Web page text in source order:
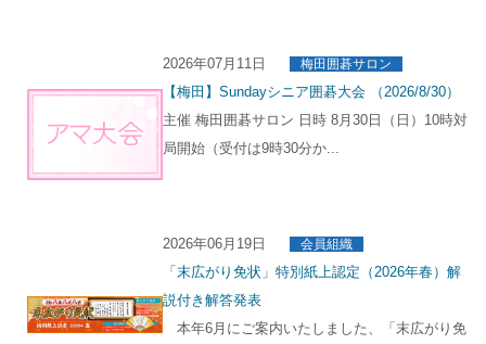
2026年07月11日 梅田囲碁サロン
【梅田】Sundayシニア囲碁大会 （2026/8/30）
主催 梅田囲碁サロン 日時 8月30日（日）10時対
局開始（受付は9時30分か...
2026年06月19日 会員組織
「末広がり免状」特別紙上認定（2026年春）解
説付き解答発表
本年6月にご案内いたしました、「末広がり免